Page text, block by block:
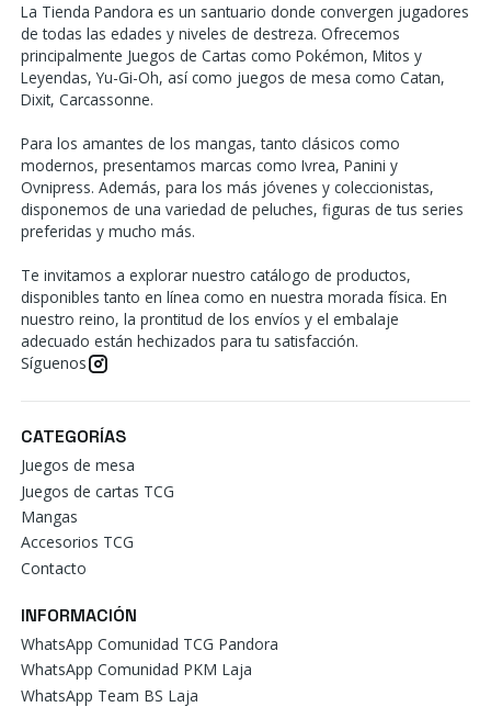
La Tienda Pandora es un santuario donde convergen jugadores
de todas las edades y niveles de destreza. Ofrecemos
principalmente Juegos de Cartas como Pokémon, Mitos y
Leyendas, Yu-Gi-Oh, así como juegos de mesa como Catan,
Dixit, Carcassonne.
Para los amantes de los mangas, tanto clásicos como
modernos, presentamos marcas como Ivrea, Panini y
Ovnipress. Además, para los más jóvenes y coleccionistas,
disponemos de una variedad de peluches, figuras de tus series
preferidas y mucho más.
Te invitamos a explorar nuestro catálogo de productos,
disponibles tanto en línea como en nuestra morada física. En
nuestro reino, la prontitud de los envíos y el embalaje
adecuado están hechizados para tu satisfacción.
Síguenos
CATEGORÍAS
Juegos de mesa
Juegos de cartas TCG
Mangas
Accesorios TCG
Contacto
INFORMACIÓN
WhatsApp Comunidad TCG Pandora
WhatsApp Comunidad PKM Laja
WhatsApp Team BS Laja